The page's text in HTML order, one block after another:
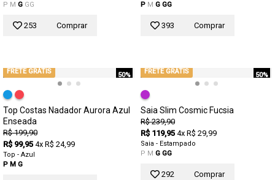
P M G GG
253 Comprar
P M G GG
393 Comprar
50%
FRETE GRÁTIS
Top Costas Nadador Aurora Azul
Enseada
R$ 199,90
R$ 99,95 4x R$ 24,99
Top - Azul
P M G
50%
FRETE GRÁTIS
Saia Slim Cosmic Fucsia
R$ 239,90
R$ 119,95 4x R$ 29,99
Saia - Estampado
P M G GG
292 Comprar